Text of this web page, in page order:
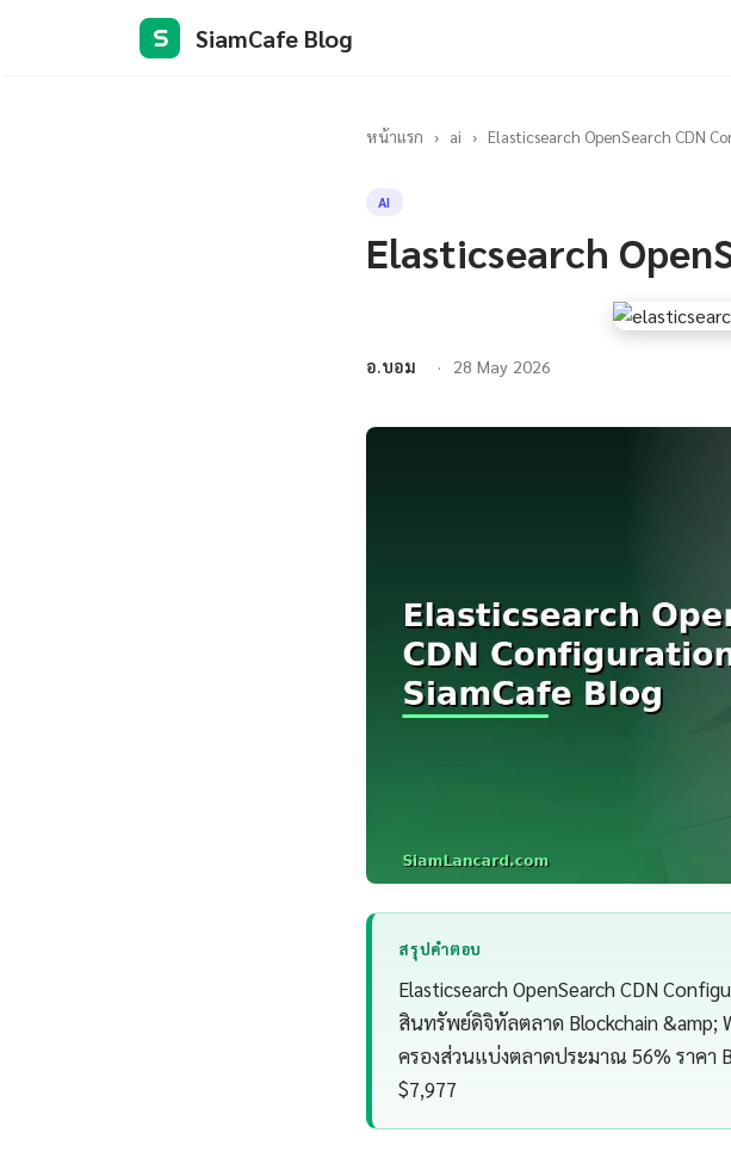
S SiamCafe Blog
หน้าแรก › ai › Elasticsearch OpenSearch CDN
AI
Elasticsearch
อ.บอม 28 May 2026
สรุปคำตอบ
Elasticsearch OpenSearch CDN
สินทรัพย์ดิจิทัลตลาด Blockchain &amp;
ครองส่วนแบ่งตลาดประมาณ 56% ราคา
$7,977